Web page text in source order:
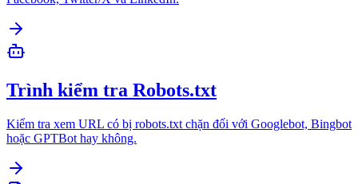
Trình kiểm tra Robots.txt
Kiểm tra xem URL có bị robots.txt chặn đối với Googlebot, Bingbot
hoặc GPTBot hay không.